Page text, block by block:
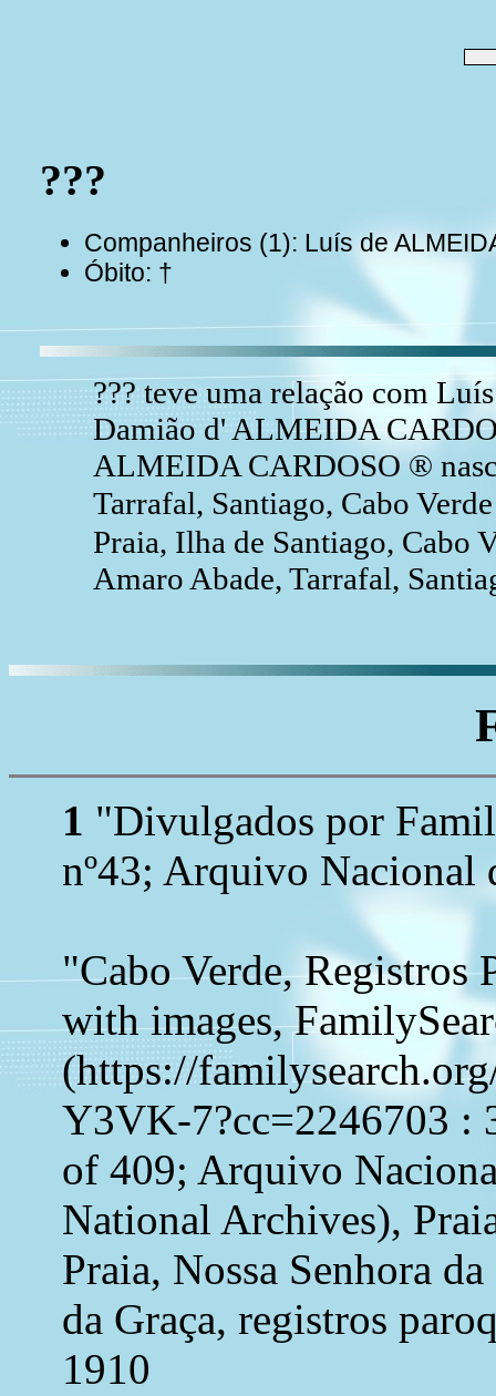
???
Companheiros (1): Luís de
Óbito: †
??? teve uma relação com
Damião d' ALMEIDA
ALMEIDA CARDOSO ®
Tarrafal, Santiago, Cabo
Praia, Ilha de Santiago, Cabo
Amaro Abade, Tarrafal,
1 "Divulgados por
nº43; Arquivo Nacional
"Cabo Verde, Registros
with images,
(https://
Y3VK-7?cc=2246703 :
of 409; Arquivo
National Archives),
Praia, Nossa Senhora
da Graça, registros
1910